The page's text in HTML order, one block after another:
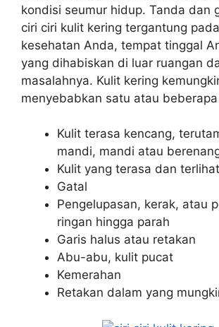
kondisi seumur hidup. Tanda dan
ciri ciri kulit kering tergantung
kesehatan Anda, tempat tinggal
yang dihabiskan di luar ruangan
masalahnya. Kulit kering
menyebabkan satu atau
Kulit terasa kencang,
mandi, mandi atau
Kulit yang terasa dan
Gatal
Pengelupasan, kerak, atau
ringan hingga parah
Garis halus atau retakan
Abu-abu, kulit pucat
Kemerahan
Retakan dalam yang